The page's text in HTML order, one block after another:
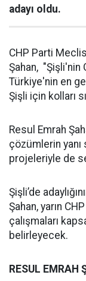
adayı oldu.
CHP Parti
Şahan, "Şişli'nin
Türkiye'nin en
Şişli için kolları
Resul Emrah
çözümlerin yanı
projeleriyle de
Şişli’de
Şahan, yarın
çalışmaları
belirleyecek.
RESUL EMRAH